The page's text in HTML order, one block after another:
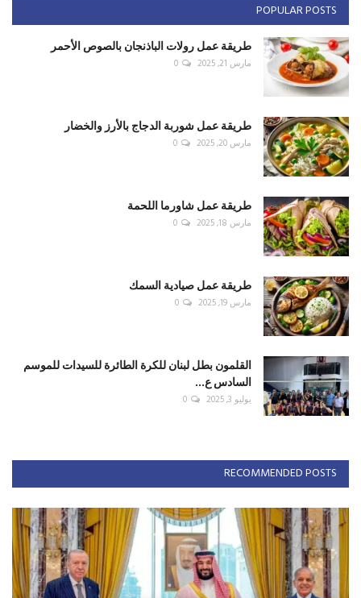
POPULAR POSTS
طريقة عمل رولات الباذنجان بالصوص الأحمر
مارس 21, 2025 0
طريقة عمل شوربة الدجاج بالأرز والخضار
مارس 20, 2025 0
طريقة عمل شاورما اللحمة
مارس 18, 2025 0
طريقة عمل صيادية السمك
مارس 19, 2025 0
القلمون بطل لبنان للكرة الطائرة للسيدات للموسم
السادس ع...
يوليو 3, 2025 0
RECOMMENDED POSTS